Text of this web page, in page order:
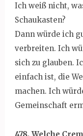
Ich weiß nicht,
Schaukasten?
Dann würde ich
verbreiten. Ich
sich zu glauben.
einfach ist, die
machen. Ich
Gemeinschaft
478. Welche